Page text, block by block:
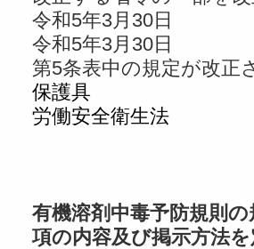
令和5年3月30日
令和5年3月30日
第5条表中の規定が改正
保護具
労働安全衛生法
有機溶剤中毒予防規則
項の内容及び掲示方法